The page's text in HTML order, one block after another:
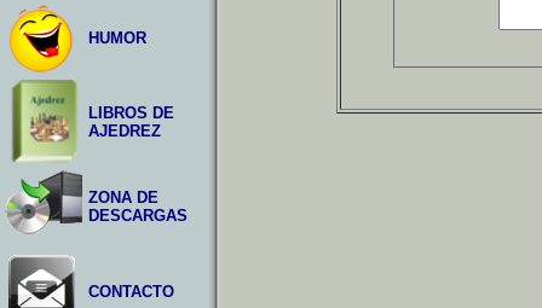
HUMOR
LIBROS DE
AJEDREZ
ZONA DE
DESCARGAS
CONTACTO